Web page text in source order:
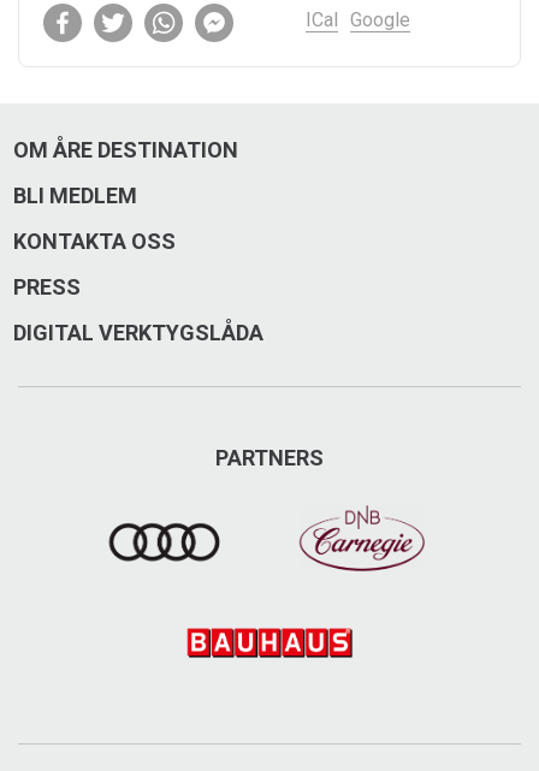
ICal Google
OM ÅRE DESTINATION
BLI MEDLEM
KONTAKTA OSS
PRESS
DIGITAL VERKTYGSLÅDA
PARTNERS